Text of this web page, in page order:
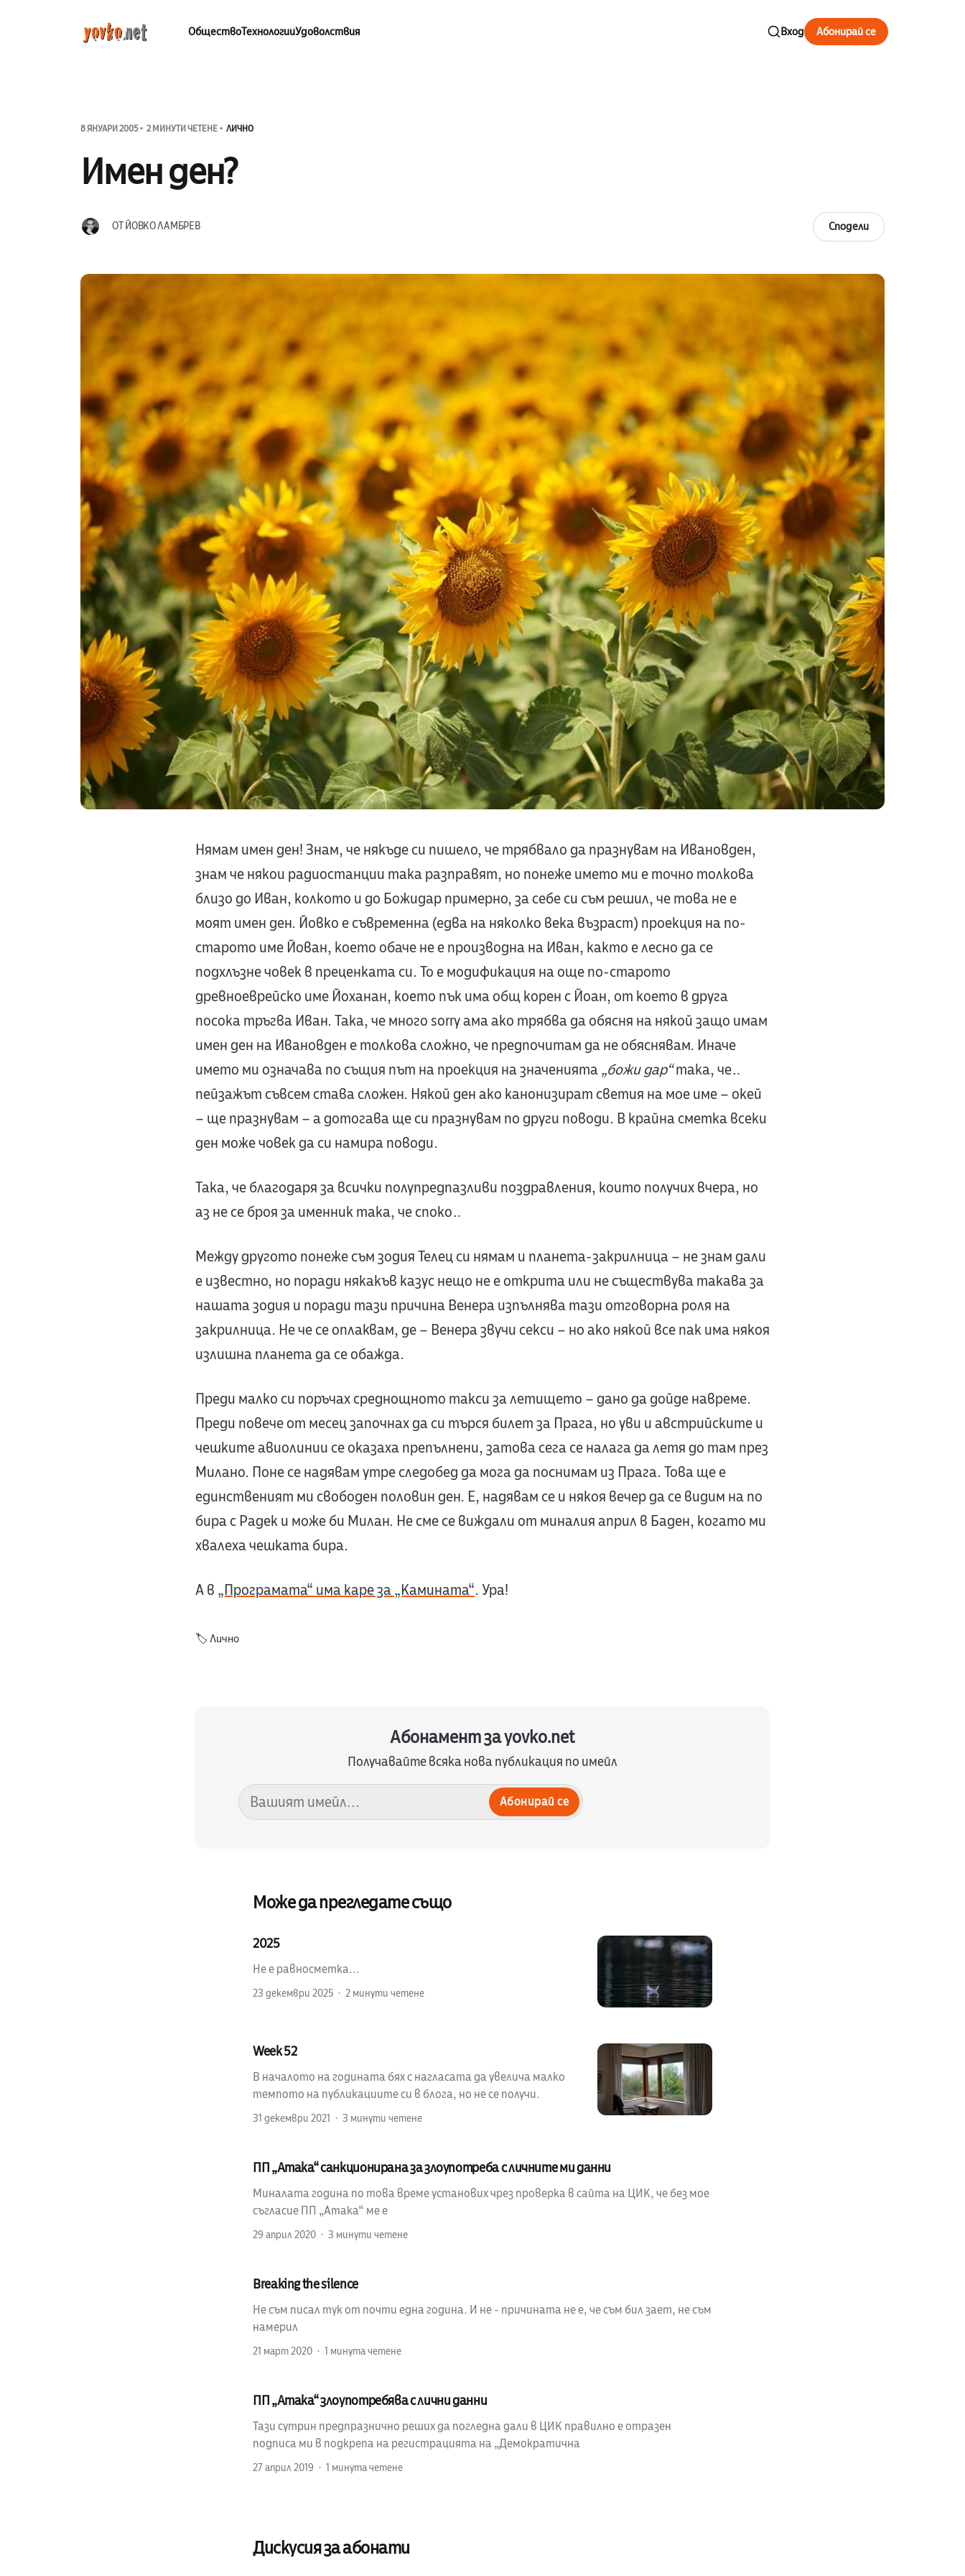
ОбществоТехнологииУдоволствия Вход Абонирай се
8 ЯНУАРИ 2005 2 МИНУТИ ЧЕТЕНЕ ЛИЧНО
Имен ден?
ОТЙОВКО ЛАМБРЕВ Сподели
Нямам имен ден! Знам, че някъде си пишело, че трябвало да празнувам на Ивановден,
знам че някои радиостанции така разправят, но понеже името ми е точно толкова
близо до Иван, колкото и до Божидар примерно, за себе си съм решил, че това не е
моят имен ден. Йовко е съвременна (едва на няколко века възраст) проекция на по-
старото име Йован, което обаче не е производна на Иван, както е лесно да се
подхлъзне човек в преценката си. То е модификация на още по-старото
древноеврейско име Йоханан, което пък има общ корен с Йоан, от което в друга
посока тръгва Иван. Така, че много sorry ама ако трябва да обясня на някой защо имам
имен ден на Ивановден е толкова сложно, че предпочитам да не обяснявам. Иначе
името ми означава по същия път на проекция на значенията„божи дар“така, че…
пейзажът съвсем става сложен. Някой ден ако канонизират светия на мое име – окей
– ще празнувам – а дотогава ще си празнувам по други поводи. В крайна сметка всеки
ден може човек да си намира поводи.
Така, че благодаря за всички полупредпазливи поздравления, които получих вчера, но
аз не се броя за именник така, че споко…
Между другото понеже съм зодия Телец си нямам и планета-закрилница – не знам дали
е известно, но поради някакъв казус нещо не е открита или не съществува такава за
нашата зодия и поради тази причина Венера изпълнява тази отговорна роля на
закрилница. Не че се оплаквам, де – Венера звучи секси – но ако някой все пак има някоя
излишна планета да се обажда.
Преди малко си поръчах среднощното такси за летището – дано да дойде навреме.
Преди повече от месец започнах да си търся билет за Прага, но уви и австрийските и
чешките авиолинии се оказаха препълнени, затова сега се налага да летя до там през
Милано. Поне се надявам утре следобед да мога да поснимам из Прага. Това ще е
единственият ми свободен половин ден. Е, надявам се и някоя вечер да се видим на по
бира с Радек и може би Милан. Не сме се виждали от миналия април в Баден, когато ми
хвалеха чешката бира.
А в „Програмата“ има каре за „Камината“. Ура!
🏷️Лично
Абонамент за yovko.net
Получавайте всяка нова публикация по имейл
Абонирай се
Може да прегледате също
2025
Не е равносметка...
23 декември 2025 2 минути четене
Week 52
В началото на годината бях с нагласата да увелича малко
темпото на публикациите си в блога, но не се получи.
31 декември 2021 3 минути четене
ПП „Атака“ санкционирана за злоупотреба с личните ми данни
Миналата година по това време установих чрез проверка в сайта на ЦИК, че без мое
съгласие ПП „Атака“ ме е
29 април 2020 3 минути четене
Breaking the silence
Не съм писал тук от почти една година. И не - причината не е, че съм бил зает, не съм
намерил
21 март 2020 1 минута четене
ПП „Атака“ злоупотребява с лични данни
Тази сутрин предпразнично реших да погледна дали в ЦИК правилно е отразен
подписа ми в подкрепа на регистрацията на „Демократична
27 април 2019 1 минута четене
Дискусия за абонати